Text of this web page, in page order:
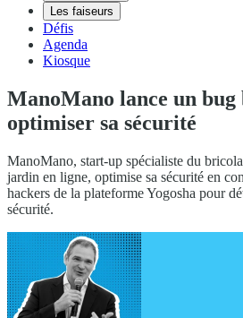
Les faiseurs
Défis
Agenda
Kiosque
ManoMano lance un
optimiser sa sécurité
ManoMano, start-up spécialiste du
jardin en ligne, optimise sa sécurité en
hackers de la plateforme Yogosha pour
sécurité.